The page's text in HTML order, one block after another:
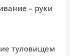
– руки
туловищем